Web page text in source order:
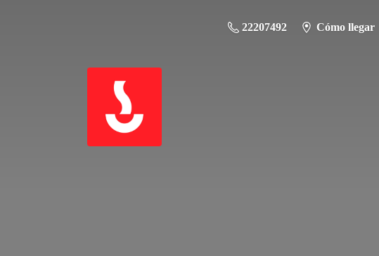
22207492 Cómo llegar